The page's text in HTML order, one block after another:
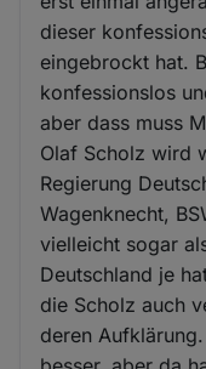
dieser
eingebrockt hat.
konfessionslos
aber dass muss
Olaf Scholz wird
Regierung
Wagenknecht,
vielleicht sogar
Deutschland je
die Scholz auch
deren